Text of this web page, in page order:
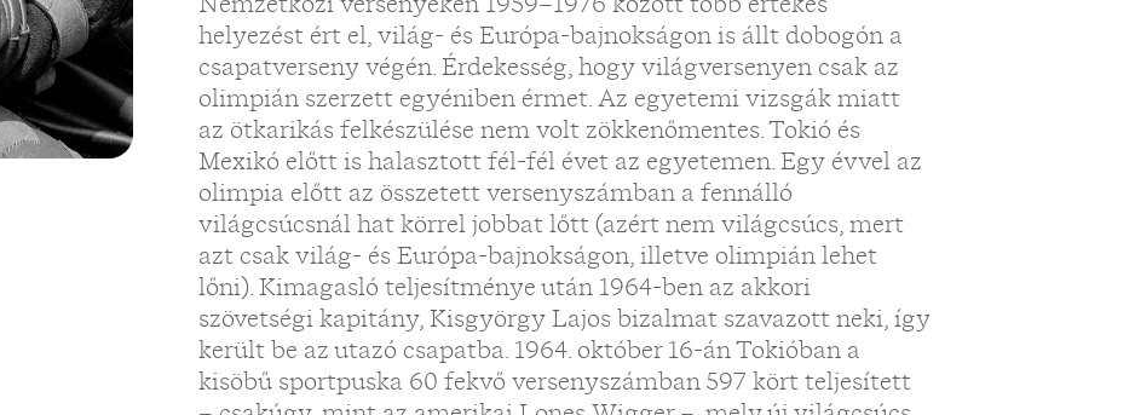
helyezést ért el, világ- és Európa-bajnokságon is állt dobogón a
csapatverseny végén. Érdekesség, hogy világversenyen csak az
olimpián szerzett egyéniben érmet. Az egyetemi vizsgák miatt
az ötkarikás felkészülése nem volt zökkenőmentes. Tokió és
Mexikó előtt is halasztott fél-fél évet az egyetemen. Egy évvel az
olimpia előtt az összetett versenyszámban a fennálló
világcsúcsnál hat körrel jobbat lőtt (azért nem világcsúcs, mert
azt csak világ- és Európa-bajnokságon, illetve olimpián lehet
lőni). Kimagasló teljesítménye után 1964-ben az akkori
szövetségi kapitány, Kisgyörgy Lajos bizalmat szavazott neki, így
került be az utazó csapatba. 1964. október 16-án Tokióban a
kisöbű sportpuska 60 fekvő versenyszámban 597 kört teljesített